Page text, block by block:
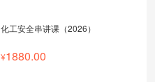
化工安全串讲课（2026）
1880.00